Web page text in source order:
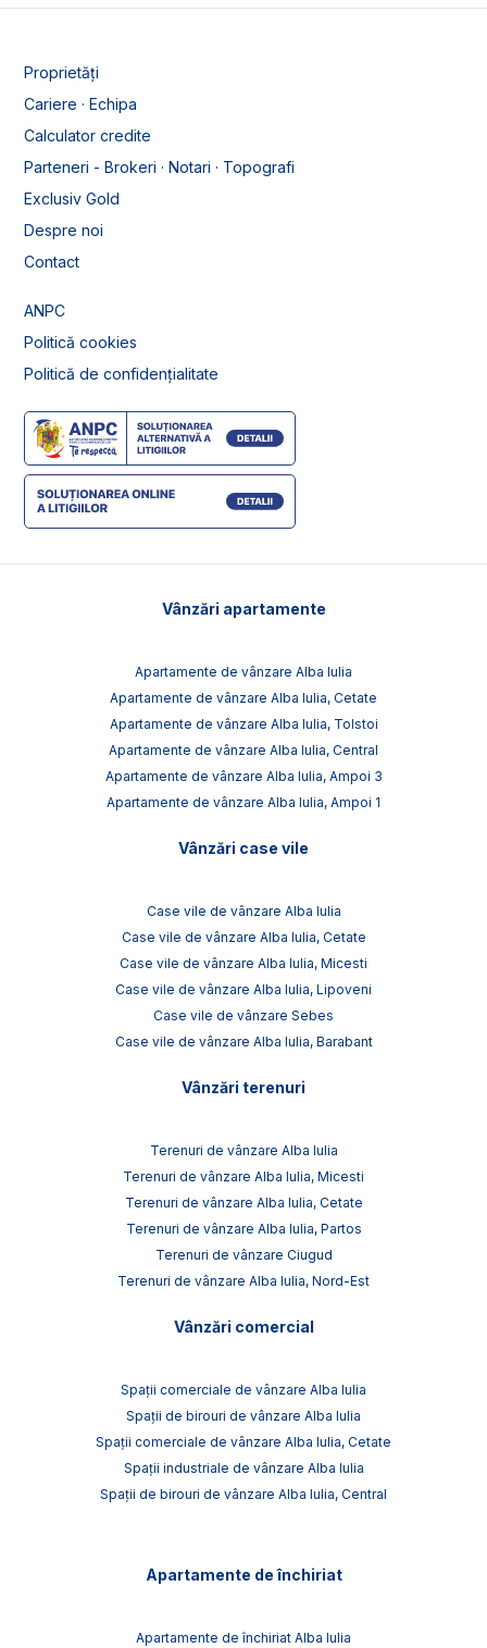
Proprietăți
Cariere · Echipa
Calculator credite
Parteneri - Brokeri · Notari · Topografi
Exclusiv Gold
Despre noi
Contact
ANPC
Politică cookies
Politică de confidențialitate
Vânzări apartamente
Apartamente de vânzare Alba Iulia
Apartamente de vânzare Alba Iulia, Cetate
Apartamente de vânzare Alba Iulia, Tolstoi
Apartamente de vânzare Alba Iulia, Central
Apartamente de vânzare Alba Iulia, Ampoi 3
Apartamente de vânzare Alba Iulia, Ampoi 1
Vânzări case vile
Case vile de vânzare Alba Iulia
Case vile de vânzare Alba Iulia, Cetate
Case vile de vânzare Alba Iulia, Micesti
Case vile de vânzare Alba Iulia, Lipoveni
Case vile de vânzare Sebes
Case vile de vânzare Alba Iulia, Barabant
Vânzări terenuri
Terenuri de vânzare Alba Iulia
Terenuri de vânzare Alba Iulia, Micesti
Terenuri de vânzare Alba Iulia, Cetate
Terenuri de vânzare Alba Iulia, Partos
Terenuri de vânzare Ciugud
Terenuri de vânzare Alba Iulia, Nord-Est
Vânzări comercial
Spații comerciale de vânzare Alba Iulia
Spații de birouri de vânzare Alba Iulia
Spații comerciale de vânzare Alba Iulia, Cetate
Spații industriale de vânzare Alba Iulia
Spații de birouri de vânzare Alba Iulia, Central
Apartamente de închiriat
Apartamente de închiriat Alba Iulia